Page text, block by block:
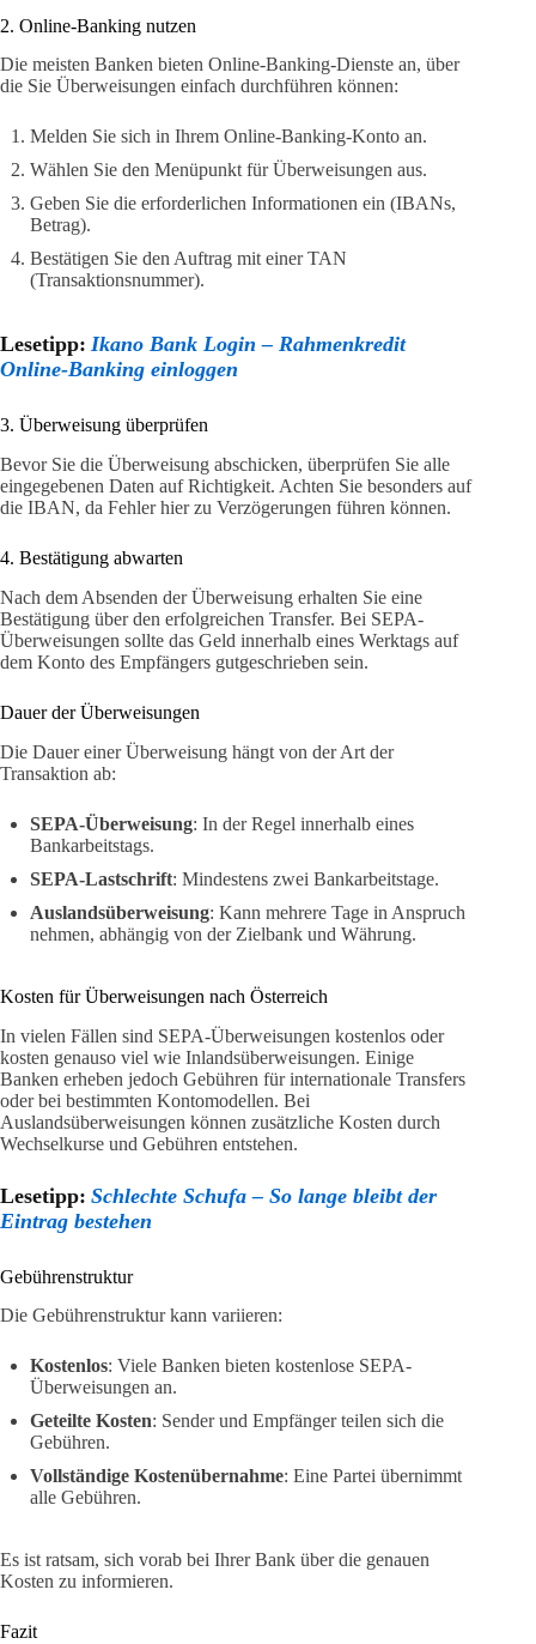
2. Online-Banking nutzen
Die meisten Banken bieten Online-Banking-Dienste an, über
die Sie Überweisungen einfach durchführen können:
Melden Sie sich in Ihrem Online-Banking-Konto an.
Wählen Sie den Menüpunkt für Überweisungen aus.
Geben Sie die erforderlichen Informationen ein (IBANs,
Betrag).
Bestätigen Sie den Auftrag mit einer TAN
(Transaktionsnummer).
Lesetipp: Ikano Bank Login – Rahmenkredit
Online-Banking einloggen
3. Überweisung überprüfen
Bevor Sie die Überweisung abschicken, überprüfen Sie alle
eingegebenen Daten auf Richtigkeit. Achten Sie besonders auf
die IBAN, da Fehler hier zu Verzögerungen führen können.
4. Bestätigung abwarten
Nach dem Absenden der Überweisung erhalten Sie eine
Bestätigung über den erfolgreichen Transfer. Bei SEPA-
Überweisungen sollte das Geld innerhalb eines Werktags auf
dem Konto des Empfängers gutgeschrieben sein.
Dauer der Überweisungen
Die Dauer einer Überweisung hängt von der Art der
Transaktion ab:
SEPA-Überweisung: In der Regel innerhalb eines
Bankarbeitstags.
SEPA-Lastschrift: Mindestens zwei Bankarbeitstage.
Auslandsüberweisung: Kann mehrere Tage in Anspruch
nehmen, abhängig von der Zielbank und Währung.
Kosten für Überweisungen nach Österreich
In vielen Fällen sind SEPA-Überweisungen kostenlos oder
kosten genauso viel wie Inlandsüberweisungen. Einige
Banken erheben jedoch Gebühren für internationale Transfers
oder bei bestimmten Kontomodellen. Bei
Auslandsüberweisungen können zusätzliche Kosten durch
Wechselkurse und Gebühren entstehen.
Lesetipp: Schlechte Schufa – So lange bleibt der
Eintrag bestehen
Gebührenstruktur
Die Gebührenstruktur kann variieren:
Kostenlos: Viele Banken bieten kostenlose SEPA-
Überweisungen an.
Geteilte Kosten: Sender und Empfänger teilen sich die
Gebühren.
Vollständige Kostenübernahme: Eine Partei übernimmt
alle Gebühren.
Es ist ratsam, sich vorab bei Ihrer Bank über die genauen
Kosten zu informieren.
Fazit